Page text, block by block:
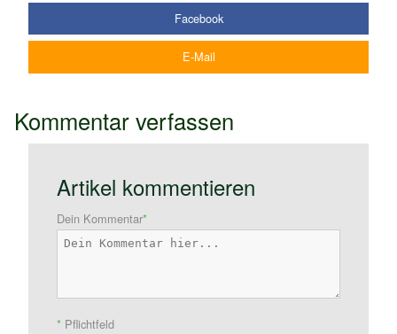
Facebook
E-Mail
Kommentar verfassen
Artikel kommentieren
Dein Kommentar*
* Pflichtfeld